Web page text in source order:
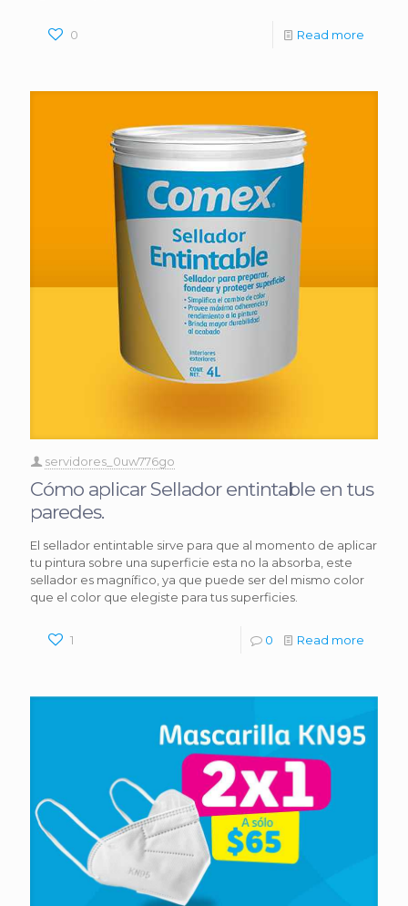
0 Read more
servidores_0uw776go
Cómo aplicar Sellador entintable en tus
paredes.
El sellador entintable sirve para que al momento de aplicar
tu pintura sobre una superficie esta no la absorba, este
sellador es magnífico, ya que puede ser del mismo color
que el color que elegiste para tus superficies.
1 0 Read more